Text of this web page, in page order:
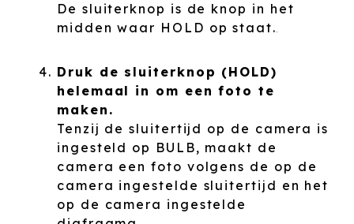
De sluiterknop is de knop in het
midden waar HOLD op staat.
Druk de sluiterknop (HOLD)
helemaal in om een foto te
maken.
Tenzij de sluitertijd op de camera is
ingesteld op BULB, maakt de
camera een foto volgens de op de
camera ingestelde sluitertijd en het
op de camera ingestelde